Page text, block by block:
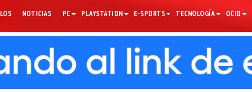
NOTICIAS PC PLAYSTATION E-SPORTS TECNOLOGÍA OCIO